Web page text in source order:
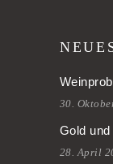
30.
Gold
28. April